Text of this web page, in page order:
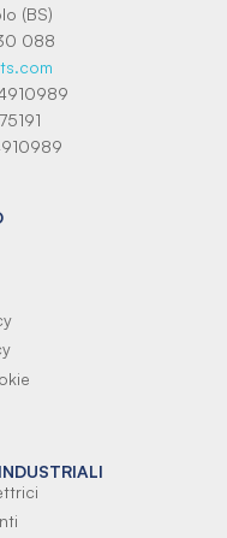
(BS)
088